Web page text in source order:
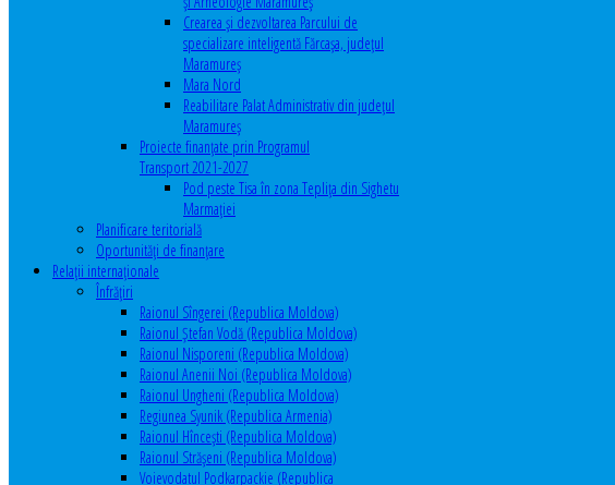
Crearea și dezvoltarea Parcului de
specializare inteligentă Fărcașa, județul
Maramureș
Mara Nord
Reabilitare Palat Administrativ din județul
Maramureș
Proiecte finanțate prin Programul
Transport 2021-2027
Pod peste Tisa în zona Teplița din Sighetu
Marmației
Planificare teritorială
Oportunităţi de finanţare
Relaţii internaţionale
Înfrăţiri
Raionul Sîngerei (Republica Moldova)
Raionul Ștefan Vodă (Republica Moldova)
Raionul Nisporeni (Republica Moldova)
Raionul Anenii Noi (Republica Moldova)
Raionul Ungheni (Republica Moldova)
Regiunea Syunik (Republica Armenia)
Raionul Hîncești (Republica Moldova)
Raionul Străşeni (Republica Moldova)
Voievodatul Podkarpackie (Republica